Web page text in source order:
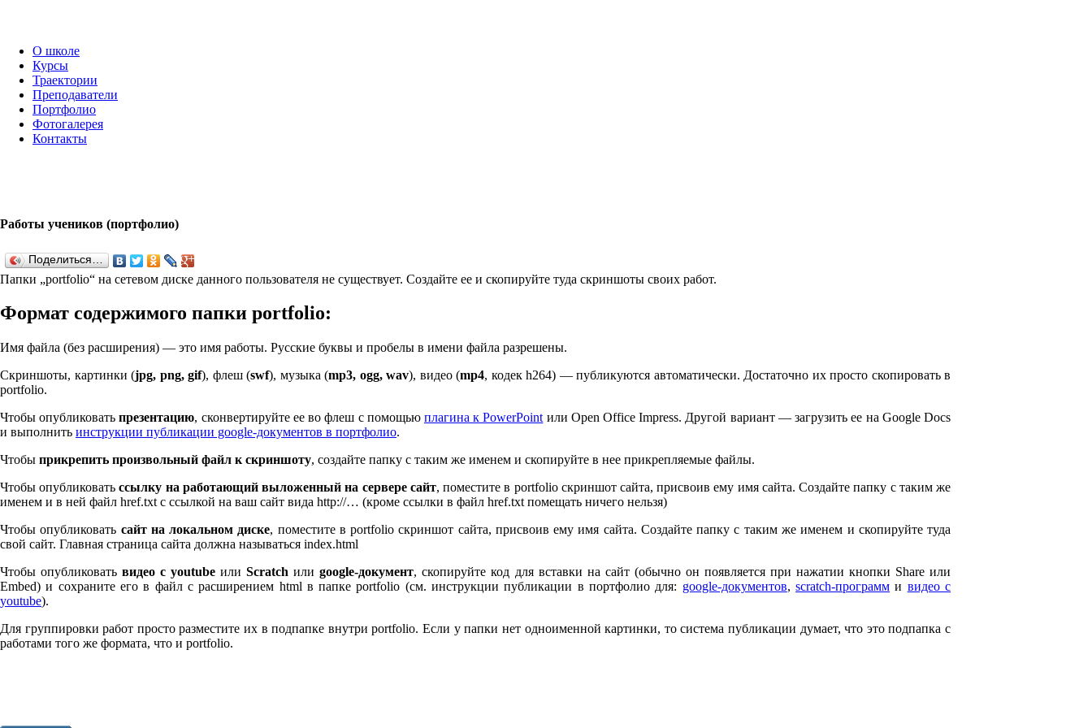
О школе
Курсы
Траектории
Преподаватели
Портфолио
Фотогалерея
Контакты
Работы учеников (портфолио)
Поделиться…
Папки „port­fo­lio“ на сетевом диске данного пользователя не существует. Создайте ее и скопируйте туда скриншоты своих работ.
Формат содержимого папки port­fo­lio:
Имя файла (без расширения) — это имя работы. Русские буквы и пробелы в имени файла разрешены.
Скриншоты, картинки (jpg, png, gif), флеш (swf), музыка (mp3, ogg, wav), видео (mp4, кодек h264) — публикуются автоматически. Достаточно их просто скопировать в
port­fo­lio.
Чтобы опубликоватьпрезентацию, сконвертируйте ее во флеш с помощью плагина к Pow­er­Point или Open Office Impress. Другой вариант — загрузить ее на Google Docs
и выполнить инструкции публикации google-документов в портфолио.
Чтобы прикрепить произвольный файл к скриншоту, создайте папку с таким же именем и скопируйте в нее прикрепляемые файлы.
Чтобы опубликоватьссылку на работающий выложенный на сервере сайт, поместите в port­fo­lio скриншот сайта, присвоив ему имя сайта. Создайте папку с таким же
именем и в ней файл href.txt с ссылкой на ваш сайт вида http://… (кроме ссылки в файл href.txt помещать ничего нельзя)
Чтобы опубликовать сайт на локальном диске, поместите в port­fo­lio скриншот сайта, присвоив ему имя сайта. Создайте папку с таким же именем и скопируйте туда
свой сайт. Главная страница сайта должна называться index.html
Чтобы опубликоватьвидео с youtube илиScratch илиgoogle-документ, скопируйте код для вставки на сайт (обычно он появляется при нажатии кнопки Share или
Embed) и сохраните его в файл с расширением html в папке port­fo­lio (см. инструкции публикации в портфолио для: google-документов,scratch-программ и видео с
youtube).
Для группировки работ просто разместите их в подпапке внутри port­fo­lio. Если у папки нет одноименной картинки, то система публикации думает, что это подпапка с
работами того же формата, что и port­fo­lio.